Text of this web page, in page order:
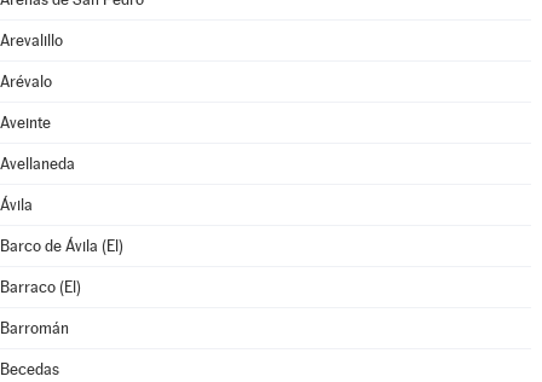
Arevalillo
Arévalo
Aveinte
Avellaneda
Ávila
Barco de Ávila (El)
Barraco (El)
Barromán
Becedas